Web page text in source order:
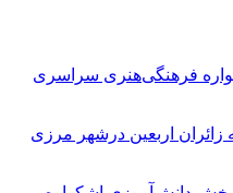
فرهنگی‌هنری سراسری
زائران اربعین درشهر مرزی